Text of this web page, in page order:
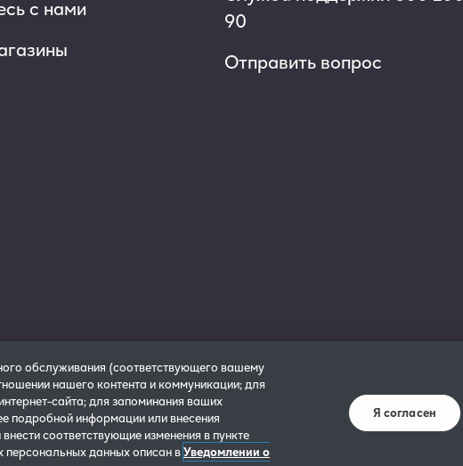
с нами
90
Отправить вопрос
Настройки cookie Условия использования
о предприятии
Условия 30-дневной гарантии возврата денег Заявление о
обслуживания (соответствующего вашему
нашего контента и коммуникации; для
сайта; для запоминания ваших
подробной информации или внесения
соответствующие изменения в пункте
данных описан вУведомлении о
Я согласен